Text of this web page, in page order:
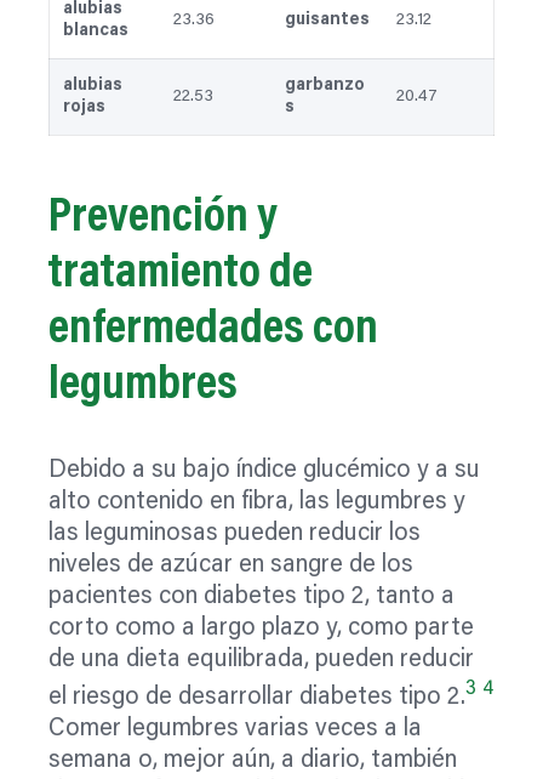
alubias
blancas
23.36 guisantes 23.12
alubias
rojas
22.53
garbanzo
s
20.47
Prevención y
tratamiento de
enfermedades con
legumbres
Debido a su bajo índice glucémico y a su
alto contenido en fibra, las legumbres y
las leguminosas pueden reducir los
niveles de azúcar en sangre de los
pacientes con diabetes tipo 2, tanto a
corto como a largo plazo y, como parte
de una dieta equilibrada, pueden reducir
el riesgo de desarrollar diabetes tipo 2.3 4
Comer legumbres varias veces a la
semana o, mejor aún, a diario, también